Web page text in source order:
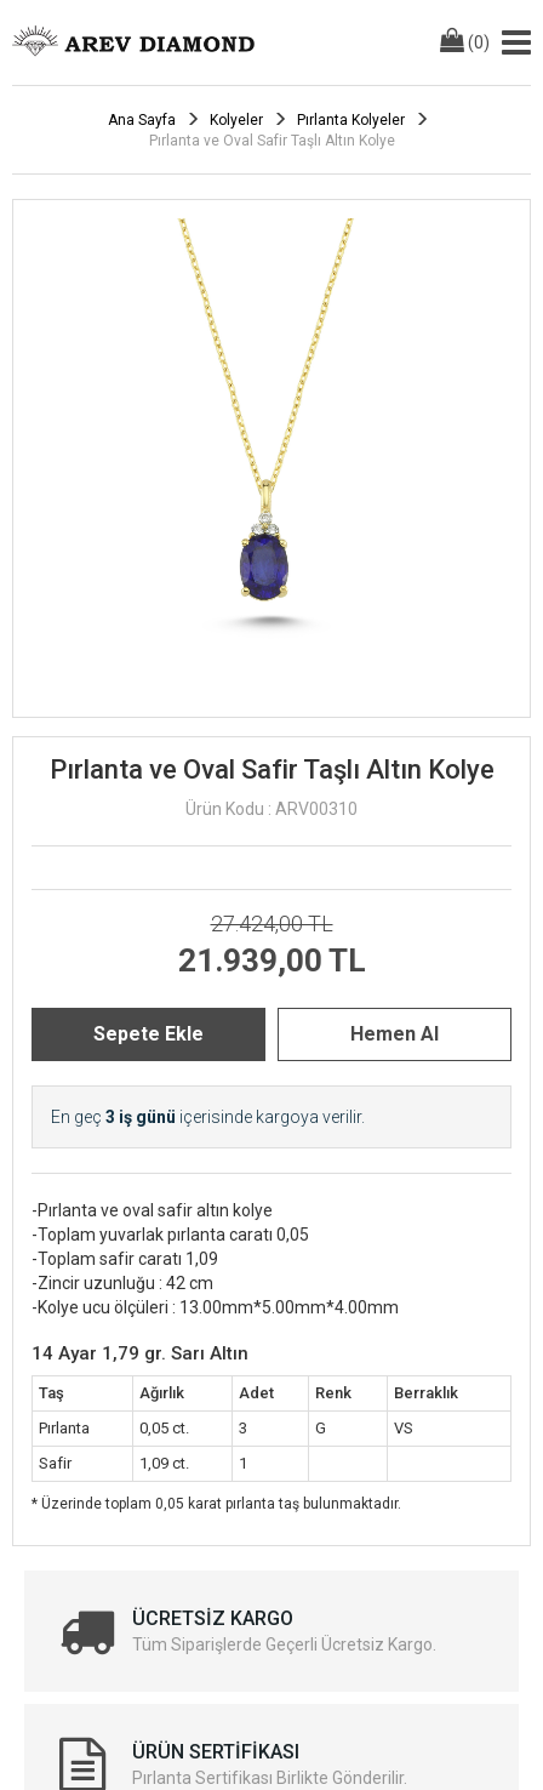
(0)
Ana Sayfa Kolyeler
Pırlanta Kolyeler
Pırlanta ve Oval Safir Taşlı Altın Kolye
Pırlanta ve Oval Safir Taşlı Altın Kolye
Ürün Kodu : ARV00310
27.424,00 TL
21.939,00 TL
En geç 3 iş günü içerisinde kargoya verilir.
-Pırlanta ve oval safir altın kolye
-Toplam yuvarlak pırlanta caratı 0,05
-Toplam safir caratı 1,09
-Zincir uzunluğu : 42 cm
-Kolye ucu ölçüleri : 13.00mm*5.00mm*4.00mm
14 Ayar 1,79 gr. Sarı Altın
Taş Ağırlık Adet Renk
Berraklık
Pırlanta
0,05 ct. 3 G
VS
Safir
1,09 ct. 1
* Üzerinde toplam 0,05 karat pırlanta taş bulunmaktadır.
ÜCRETSIZ KARGO
Tüm Siparişlerde Geçerli Ücretsiz Kargo.
ÜRÜN SERTIFIKASI
Pırlanta Sertifikası Birlikte Gönderilir.